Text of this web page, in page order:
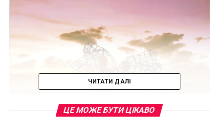
ЧИТАТИ ДАЛІ
ЦЕ МОЖЕ БУТИ ЦІКАВО